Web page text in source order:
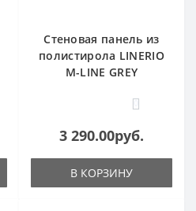
Стеновая панель из
полистирола LINERIO
M-LINE GREY
0
3 290.00руб.
В КОРЗИНУ